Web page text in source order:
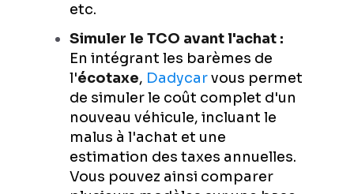
etc.
Simuler le TCO avant l'achat :
En intégrant les barèmes de
l'écotaxe, Dadycarvous permet
de simuler le coût complet d'un
nouveau véhicule, incluant le
malus à l'achat et une
estimation des taxes annuelles.
Vous pouvez ainsi comparer